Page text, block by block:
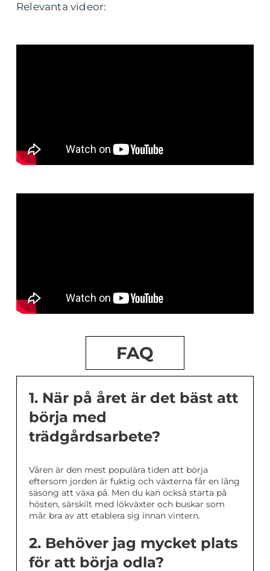
Relevanta videor:
FAQ
1. När på året är det bäst att
börja med
trädgårdsarbete?
Våren är den mest populära tiden att börja
eftersom jorden är fuktig och växterna får en lång
säsong att växa på. Men du kan också starta på
hösten, särskilt med lökväxter och buskar som
mår bra av att etablera sig innan vintern.
2. Behöver jag mycket plats
för att börja odla?